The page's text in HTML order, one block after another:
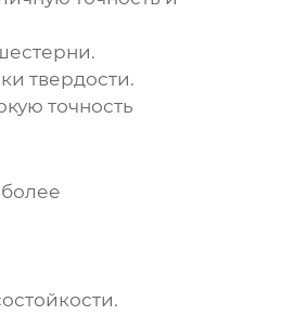
твердости.
точность